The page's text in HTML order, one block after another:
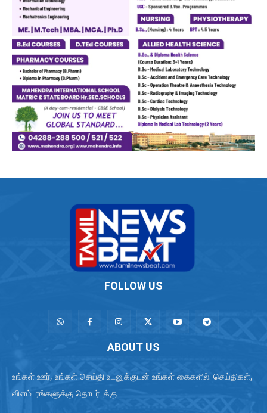
FOLLOW US
ABOUT US
உங்கள் ஊர், உங்கள் செய்தி உடனுக்குடன் உங்கள் கைகளில். செய்திகள்,
விளம்பரங்களுக்கு தொடர்புக்கு